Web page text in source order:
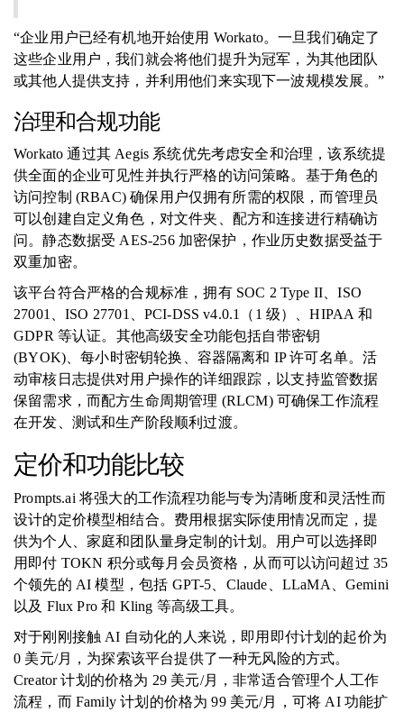
“企业用户已经有机地开始使用 Workato。一旦我们确定了
这些企业用户，我们就会将他们提升为冠军，为其他团队
或其他人提供支持，并利用他们来实现下一波规模发展。”
治理和合规功能
Workato 通过其 Aegis 系统优先考虑安全和治理，该系统提
供全面的企业可见性并执行严格的访问策略。基于角色的
访问控制 (RBAC) 确保用户仅拥有所需的权限，而管理员
可以创建自定义角色，对文件夹、配方和连接进行精确访
问。静态数据受 AES-256 加密保护，作业历史数据受益于
双重加密。
该平台符合严格的合规标准，拥有 SOC 2 Type II、ISO
27001、ISO 27701、PCI-DSS v4.0.1（1 级）、HIPAA 和
GDPR 等认证。其他高级安全功能包括自带密钥
(BYOK)、每小时密钥轮换、容器隔离和 IP 许可名单。活
动审核日志提供对用户操作的详细跟踪，以支持监管数据
保留需求，而配方生命周期管理 (RLCM) 可确保工作流程
在开发、测试和生产阶段顺利过渡。
定价和功能比较
Prompts.ai 将强大的工作流程功能与专为清晰度和灵活性而
设计的定价模型相结合。费用根据实际使用情况而定，提
供为个人、家庭和团队量身定制的计划。用户可以选择即
用即付 TOKN 积分或每月会员资格，从而可以访问超过 35
个领先的 AI 模型，包括 GPT-5、Claude、LLaMA、Gemini
以及 Flux Pro 和 Kling 等高级工具。
对于刚刚接触 AI 自动化的人来说，即用即付计划的起价为
0 美元/月，为探索该平台提供了一种无风险的方式。
Creator 计划的价格为 29 美元/月，非常适合管理个人工作
流程，而 Family 计划的价格为 99 美元/月，可将 AI 功能扩